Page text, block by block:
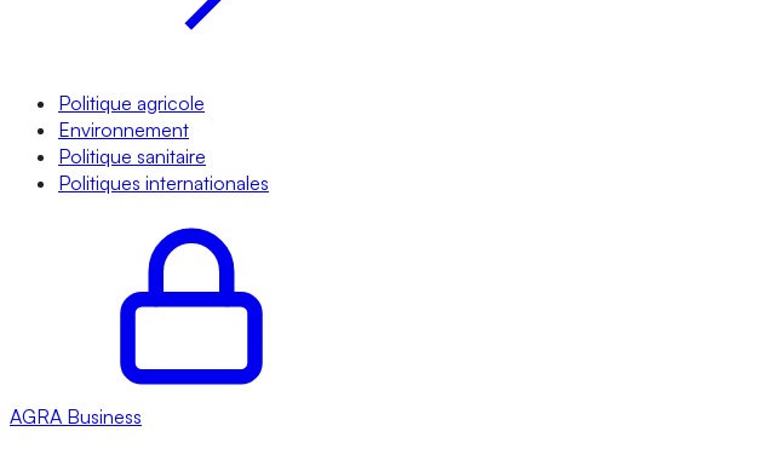
Politique agricole
Environnement
Politique sanitaire
Politiques internationales
AGRA Business